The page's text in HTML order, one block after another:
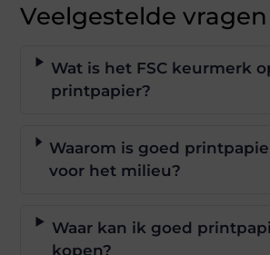
Veelgestelde vragen
Wat is het FSC keurmerk
printpapier?
Waarom is goed
voor het milieu?
Waar kan ik goed
kopen?